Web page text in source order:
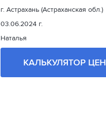
г. Астрахань (Астраханская обл.)
03.06.2024 г.
Наталья
КАЛЬКУЛЯТОР ЦЕН